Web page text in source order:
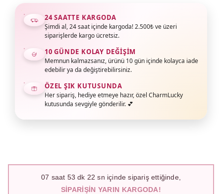
24 SAATTE KARGODA
Şimdi al, 24 saat içinde kargoda! 2.500₺ ve üzeri
siparişlerde kargo ücretsiz.
10 GÜNDE KOLAY DEĞIŞIM
Memnun kalmazsanız, ürünü 10 gün içinde kolayca iade
edebilir ya da değiştirebilirsiniz.
ÖZEL ŞIK KUTUSUNDA
Her sipariş, hediye etmeye hazır, özel CharmLucky
kutusunda sevgiyle gönderilir. 💕
07 saat 53 dk 21 sn içinde sipariş ettiğinde,
SIPARIŞIN YARIN KARGODA!